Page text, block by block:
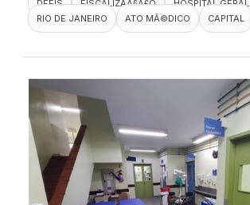
DEFIS FISCALIZAÃ§Ã£O
HOSPITAL GERAL
RIO DE JANEIRO
ATO MÃ©DICO CAPITAL